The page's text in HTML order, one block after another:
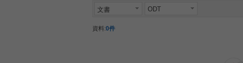
文書 ODT
資料:0件